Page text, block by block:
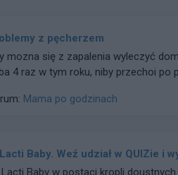
z pęcherzem
mozna się z zapalenia wyleczyć
4 raz w tym roku, niby przechoi po
Mama po godzinach
Baby. Weź udział w QUIZie i
Lacti Baby w postaci kropli